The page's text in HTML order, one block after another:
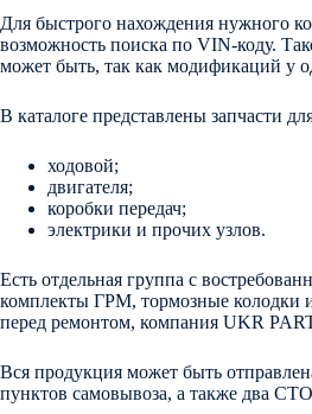
Для быстрого нахождения нужного
возможность поиска по VIN-коду.
может быть, так как модификаций у
В каталоге представлены запчасти
ходовой;
двигателя;
коробки передач;
электрики и прочих узлов.
Есть отдельная группа с
комплекты ГРМ, тормозные колодки
перед ремонтом, компания UKR
Вся продукция может быть
пунктов самовывоза, а также два